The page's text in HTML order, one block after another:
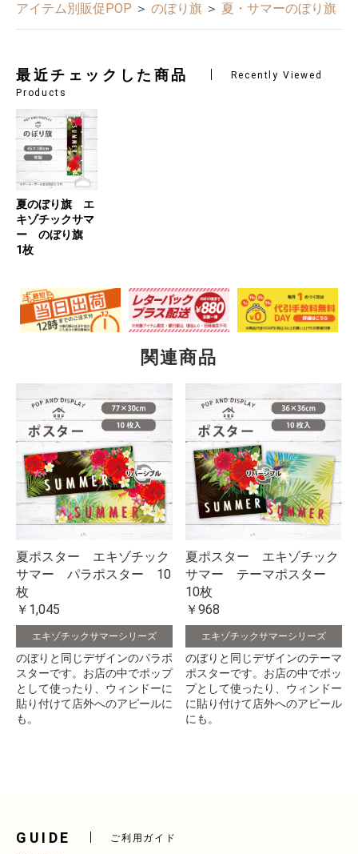
アイテム別販促POP ＞ のぼり旗 ＞ 夏・サマーのぼり旗
最近チェックした商品
Recently Viewed
Products
夏のぼり旗 エ
キゾチックサマ
ー のぼり旗
1枚
関連商品
夏ポスター エキゾチック
サマー パラポスター 10
枚
￥1,045
エキゾチックサマーシリーズ
のぼりと同じデザインのパラポ
スターです。お店の中でポップ
として使ったり、ウィンドーに
貼り付けて店外へのアピールに
も。
夏ポスター エキゾチック
サマー テーマポスター
10枚
￥968
エキゾチックサマーシリーズ
のぼりと同じデザインのテーマ
ポスターです。お店の中でポッ
プとして使ったり、ウィンドー
に貼り付けて店外へのアピール
にも。
GUIDE ご利用ガイド